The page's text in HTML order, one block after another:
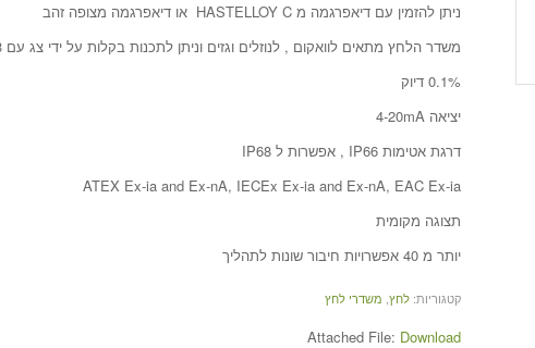
ניתן להזמין עם דיאפרגמה מ HASTELLOY C או דיאפרגמה מצופה זהב
משדר הלחץ מתאים לוואקום , לנוזלים וגזים וניתן לתכנות בקלות על ידי צג עם 3 לחצנים מקומיים
0.1% דיוק
יציאה 4-20mA
דרגת אטימות IP66 , אפשרות ל IP68
ATEX Ex-ia and Ex-nA, IECEx Ex-ia and Ex-nA, EAC Ex-ia
תצוגה מקומית
יותר מ 40 אפשרויות חיבור שונות לתהליך
קטגוריות:לחץ, משדרי לחץ
Attached File: Download